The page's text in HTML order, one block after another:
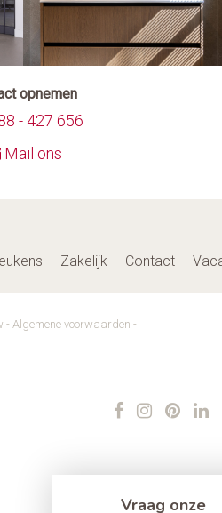
opnemen
- 427 656
Mail ons
Zakelijk Contact
- Algemene voorwaarden -
Vraag onze